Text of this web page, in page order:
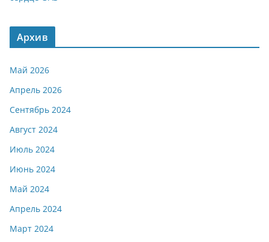
Архив
Май 2026
Апрель 2026
Сентябрь 2024
Август 2024
Июль 2024
Июнь 2024
Май 2024
Апрель 2024
Март 2024